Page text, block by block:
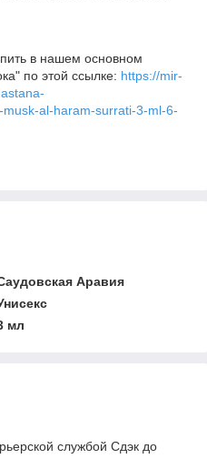
в нашем основном
по этой ссылке: https://mir-
al-haram-surrati-3-ml-6-
Аравия
мл
службой Сдэк до